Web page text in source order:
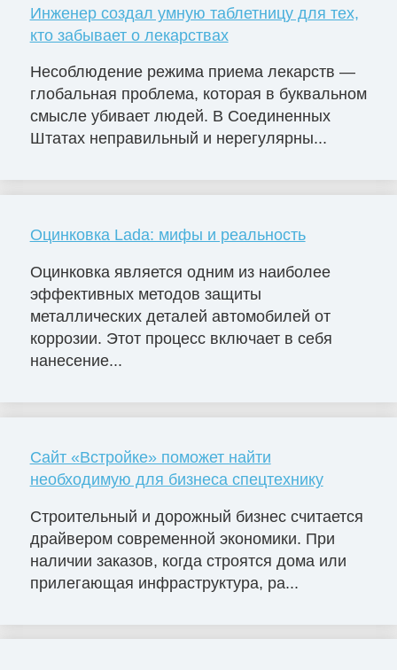
Инженер создал умную таблетницу для тех,
кто забывает о лекарствах
Несоблюдение режима приема лекарств —
глобальная проблема, которая в буквальном
смысле убивает людей. В Соединенных
Штатах неправильный и нерегулярны...
Оцинковка Lada: мифы и реальность
Оцинковка является одним из наиболее
эффективных методов защиты
металлических деталей автомобилей от
коррозии. Этот процесс включает в себя
нанесение...
Сайт «Встройке» поможет найти
необходимую для бизнеса спецтехнику
Строительный и дорожный бизнес считается
драйвером современной экономики. При
наличии заказов, когда строятся дома или
прилегающая инфраструктура, ра...